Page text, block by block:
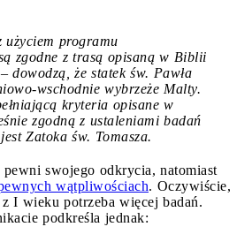
użyciem programu
zgodne z trasą opisaną w Biblii
dowodzą, że statek św. Pawła
wschodnie wybrzeże Malty.
kryteria opisane w
zgodną z ustaleniami badań
Zatoka św. Tomasza.
swojego odkrycia, natomiast
wątpliwościach. Oczywiście,
I wieku potrzeba więcej badań.
podkreśla jednak: